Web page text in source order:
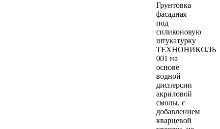
Грунтовка
фасадная
под
силиконовую
штукатурку
ТЕХНОНИКОЛЬ
001 на
основе
водной
дисперсии
акриловой
смолы, с
добавлением
кварцевой